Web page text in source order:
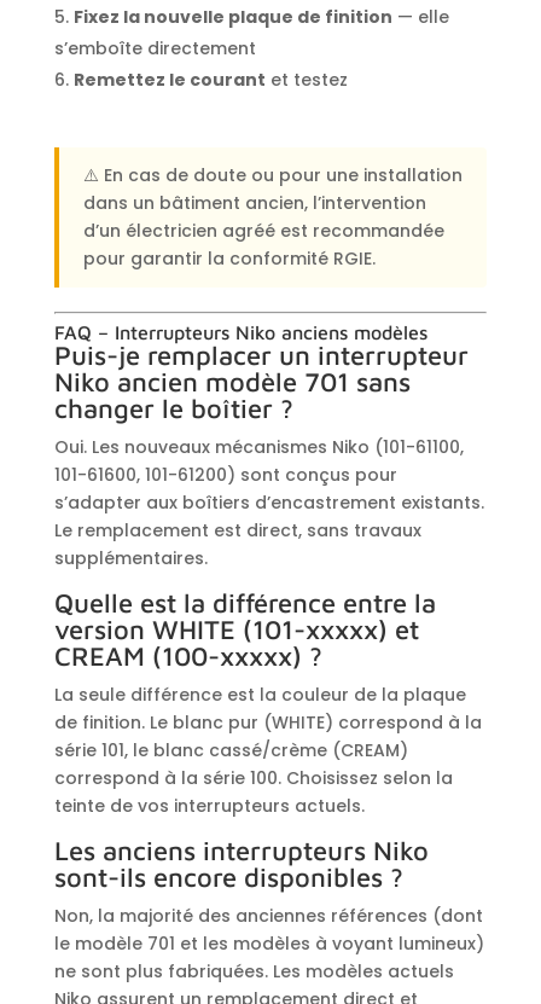
Fixez la nouvelle plaque de finition — elle
s’emboîte directement
Remettez le courant et testez
⚠️ En cas de doute ou pour une installation
dans un bâtiment ancien, l’intervention
d’un électricien agréé est recommandée
pour garantir la conformité RGIE.
FAQ – Interrupteurs Niko anciens modèles
Puis-je remplacer un interrupteur
Niko ancien modèle 701 sans
changer le boîtier ?
Oui. Les nouveaux mécanismes Niko (101-61100,
101-61600, 101-61200) sont conçus pour
s’adapter aux boîtiers d’encastrement existants.
Le remplacement est direct, sans travaux
supplémentaires.
Quelle est la différence entre la
version WHITE (101-xxxxx) et
CREAM (100-xxxxx) ?
La seule différence est la couleur de la plaque
de finition. Le blanc pur (WHITE) correspond à la
série 101, le blanc cassé/crème (CREAM)
correspond à la série 100. Choisissez selon la
teinte de vos interrupteurs actuels.
Les anciens interrupteurs Niko
sont-ils encore disponibles ?
Non, la majorité des anciennes références (dont
le modèle 701 et les modèles à voyant lumineux)
ne sont plus fabriquées. Les modèles actuels